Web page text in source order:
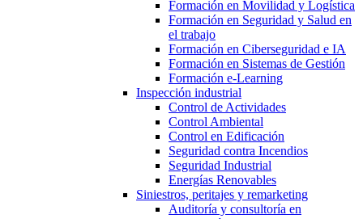
Formación en Movilidad y Logística
Formación en Seguridad y Salud en
el trabajo
Formación en Ciberseguridad e IA
Formación en Sistemas de Gestión
Formación e-Learning
Inspección industrial
Control de Actividades
Control Ambiental
Control en Edificación
Seguridad contra Incendios
Seguridad Industrial
Energías Renovables
Siniestros, peritajes y remarketing
Auditoría y consultoría en